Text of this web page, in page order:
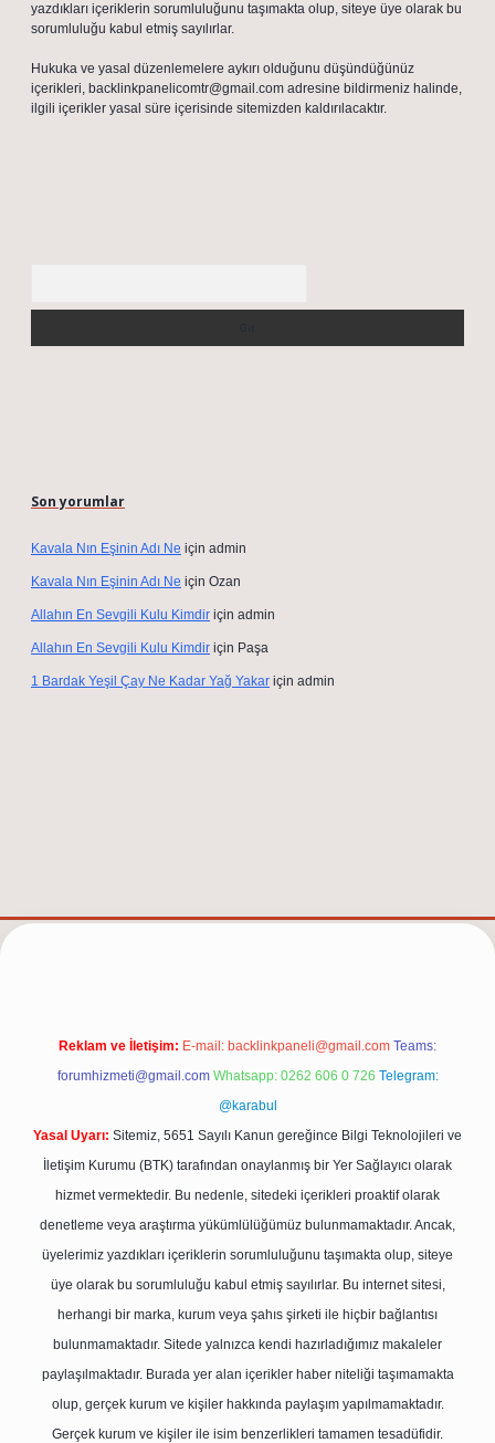
yazdıkları içeriklerin sorumluluğunu taşımakta olup, siteye üye olarak bu
sorumluluğu kabul etmiş sayılırlar.
Hukuka ve yasal düzenlemelere aykırı olduğunu düşündüğünüz
içerikleri, backlinkpanelicomtr@gmail.com adresine bildirmeniz halinde,
ilgili içerikler yasal süre içerisinde sitemizden kaldırılacaktır.
Son yorumlar
Kavala Nın Eşinin Adı Ne için admin
Kavala Nın Eşinin Adı Ne için Ozan
Allahın En Sevgili Kulu Kimdir için admin
Allahın En Sevgili Kulu Kimdir için Paşa
1 Bardak Yeşil Çay Ne Kadar Yağ Yakar için admin
Reklam ve İletişim: E-mail: backlinkpaneli@gmail.com Teams:
forumhizmeti@gmail.com Whatsapp: 0262 606 0 726 Telegram:
@karabul
Yasal Uyarı: Sitemiz, 5651 Sayılı Kanun gereğince Bilgi Teknolojileri ve
İletişim Kurumu (BTK) tarafından onaylanmış bir Yer Sağlayıcı olarak
hizmet vermektedir. Bu nedenle, sitedeki içerikleri proaktif olarak
denetleme veya araştırma yükümlülüğümüz bulunmamaktadır. Ancak,
üyelerimiz yazdıkları içeriklerin sorumluluğunu taşımakta olup, siteye
üye olarak bu sorumluluğu kabul etmiş sayılırlar. Bu internet sitesi,
herhangi bir marka, kurum veya şahıs şirketi ile hiçbir bağlantısı
bulunmamaktadır. Sitede yalnızca kendi hazırladığımız makaleler
paylaşılmaktadır. Burada yer alan içerikler haber niteliği taşımamakta
olup, gerçek kurum ve kişiler hakkında paylaşım yapılmamaktadır.
Gerçek kurum ve kişiler ile isim benzerlikleri tamamen tesadüfidir.